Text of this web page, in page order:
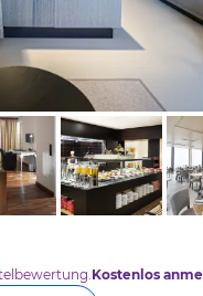
Kostenlos